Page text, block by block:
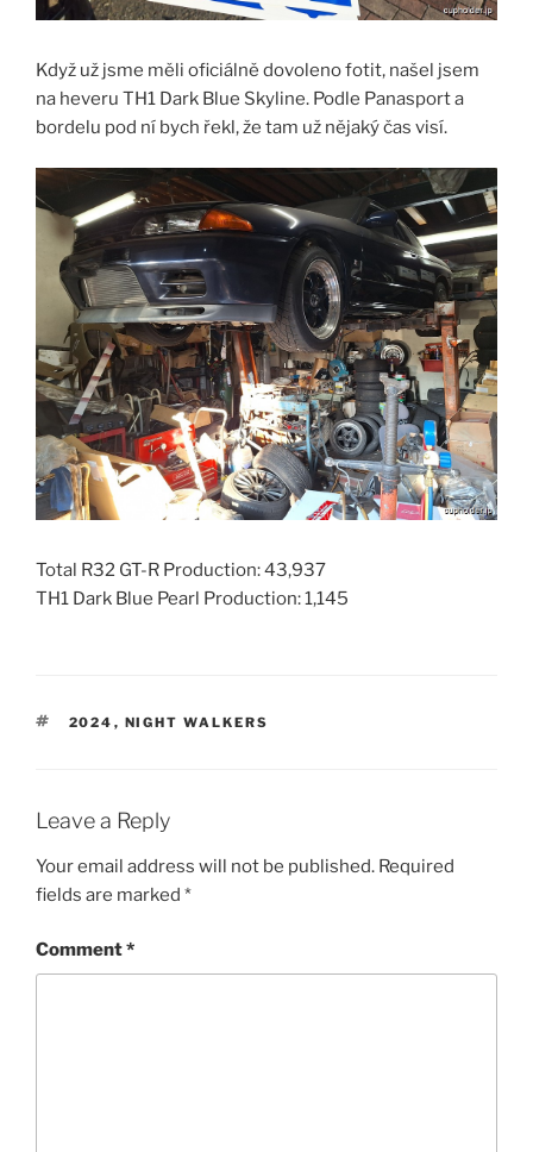
Když už jsme měli oficiálně dovoleno fotit, našel jsem
na heveru TH1 Dark Blue Skyline. Podle Panasport a
bordelu pod ní bych řekl, že tam už nějaký čas visí.
Total R32 GT-R Production: 43,937
TH1 Dark Blue Pearl Production: 1,145
TAGS
2024 , NIGHT WALKERS
Leave a Reply
Your email address will not be published. Required
fields are marked *
Comment*